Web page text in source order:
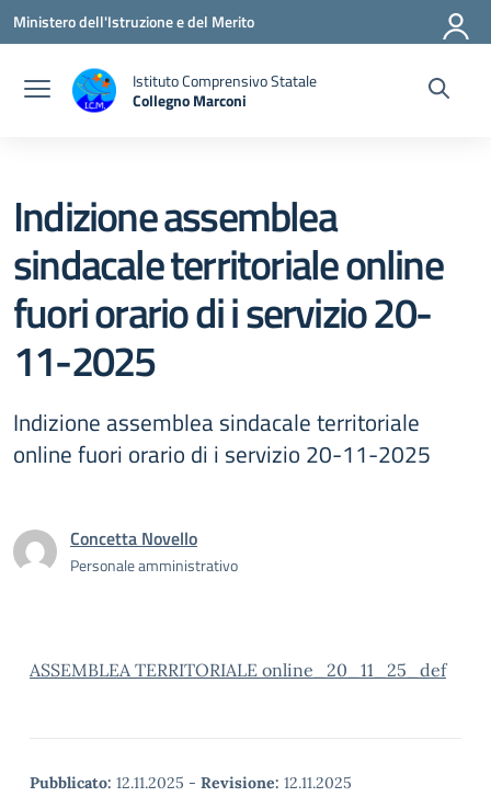
Vai ai contenuti
Vai al menu di navigazione
Vai al footer
Ministero dell'Istruzione e del Merito
Istituto Comprensivo Statale
Collegno Marconi
Indizione assemblea
sindacale territoriale online
fuori orario di i servizio 20-
11-2025
Indizione assemblea sindacale territoriale
online fuori orario di i servizio 20-11-2025
Concetta Novello
Personale amministrativo
ASSEMBLEA TERRITORIALE online_20_11_25_def
Pubblicato: 12.11.2025 - Revisione: 12.11.2025